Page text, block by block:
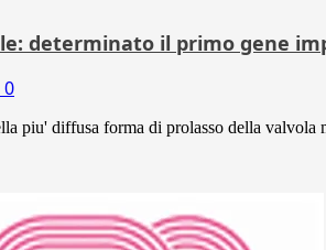
determinato il primo gene
0
piu' diffusa forma di prolasso della valvola